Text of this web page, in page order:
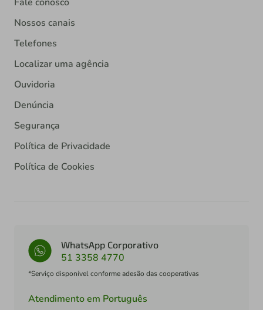
Nossos canais
Telefones
Localizar uma agência
Ouvidoria
Denúncia
Segurança
Política de Privacidade
Política de Cookies
WhatsApp Corporativo
51 3358 4770
*Serviço disponível conforme adesão das cooperativas
Atendimento em Português